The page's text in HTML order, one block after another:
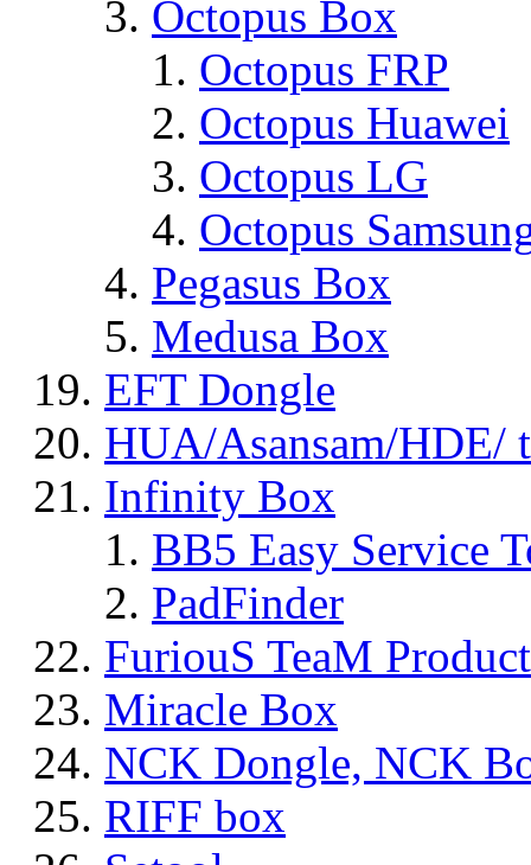
Octopus Box
Octopus FRP
Octopus Huawei
Octopus LG
Octopus
Pegasus Box
Medusa Box
EFT Dongle
HUA/Asansam/HDE/
Infinity Box
BB5 Easy Service
PadFinder
FuriouS TeaM
Miracle Box
NCK Dongle, NCK
RIFF box